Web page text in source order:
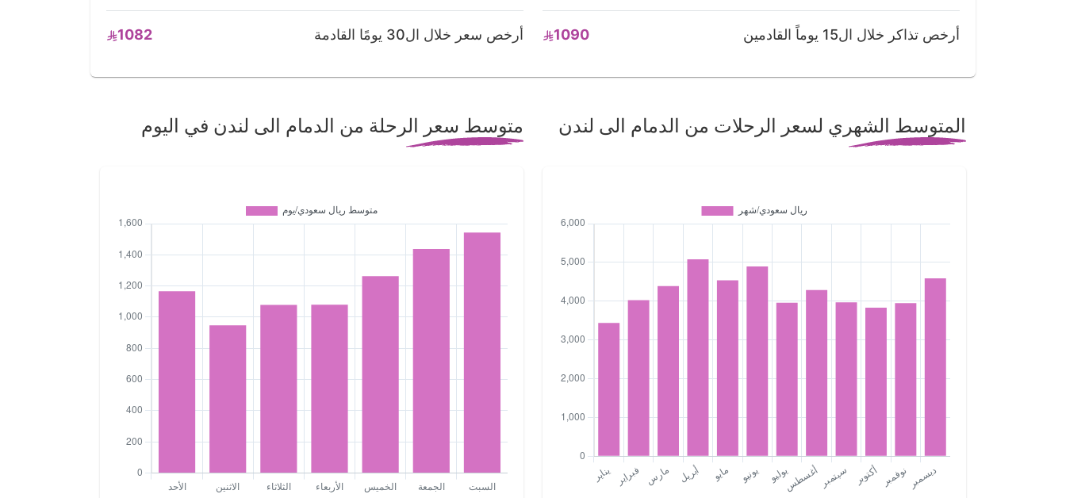
أرخص تذاكر خلال ال15 يوماً القادمين 1090 أرخص سعر خلال ال30 يومًا القادمة 1082
المتوسط الشهري لسعر الرحلات من الدمام الى لندن متوسط سعر الرحلة من الدمام الى لندن في اليوم